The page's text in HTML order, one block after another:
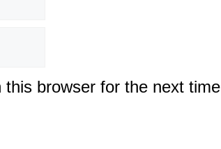
browser for the next time